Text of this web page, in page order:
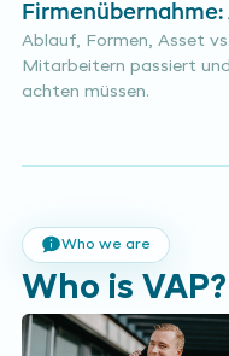
Ablauf, Formen, Asset
Mitarbeitern passiert
achten müssen.
Who we are
Who is VAP?